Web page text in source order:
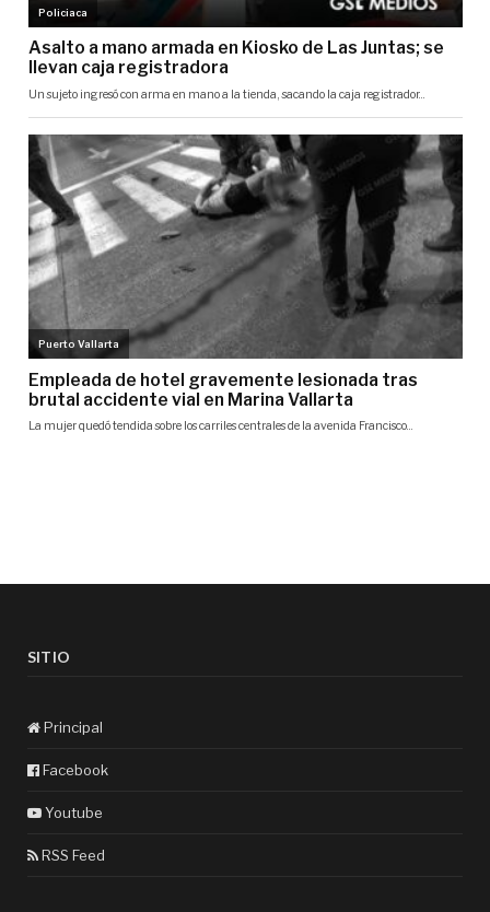
SITIO
Principal
Facebook
Youtube
RSS Feed